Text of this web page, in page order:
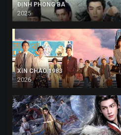
ĐỊNH PHONG BA
2025
XIN CHÀO 1983
2026